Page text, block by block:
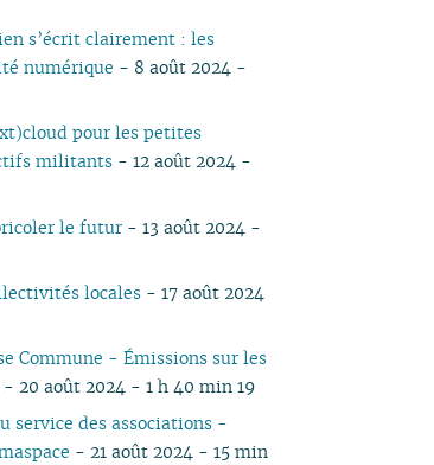
03
02
04
03
s’écrit clairement : les
numérique - 8 août 2024 -
pour les petites
militants - 12 août 2024 -
le futur - 13 août 2024 -
locales - 17 août 2024
Commune - Émissions sur les
- 20 août 2024 - 1 h 40 min 19
service des associations -
- 21 août 2024 - 15 min